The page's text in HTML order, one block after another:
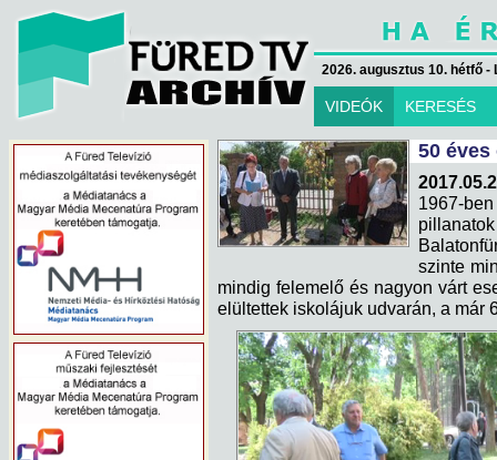
2026. augusztus 10. hétfő -
VIDEÓK KERESÉS
50
1967-
szinte
mindig felemelő és nagyon várt
elültettek iskolájuk udvarán, a már